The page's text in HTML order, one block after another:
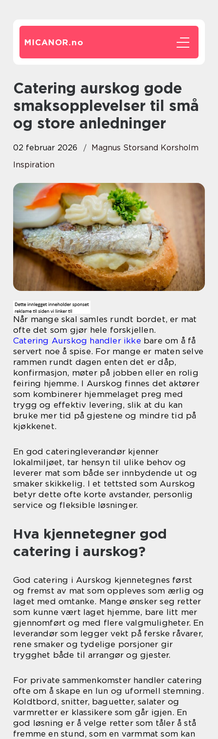
MICANOR.no
Catering aurskog gode
smaksopplevelser til små
og store anledninger
02 februar 2026
Magnus Storsand Korsholm
Inspiration
Når mange skal samles rundt bordet, er mat
ofte det som gjør hele forskjellen.
Catering Aurskog handler ikke bare om å få
servert noe å spise. For mange er maten selve
rammen rundt dagen enten det er dåp,
konfirmasjon, møter på jobben eller en rolig
feiring hjemme. I Aurskog finnes det aktører
som kombinerer hjemmelaget preg med
trygg og effektiv levering, slik at du kan
bruke mer tid på gjestene og mindre tid på
kjøkkenet.
En god cateringleverandør kjenner
lokalmiljøet, tar hensyn til ulike behov og
leverer mat som både ser innbydende ut og
smaker skikkelig. I et tettsted som Aurskog
betyr dette ofte korte avstander, personlig
service og fleksible løsninger.
Hva kjennetegner god
catering i aurskog?
God catering i Aurskog kjennetegnes først
og fremst av mat som oppleves som ærlig og
laget med omtanke. Mange ønsker seg retter
som kunne vært laget hjemme, bare litt mer
gjennomført og med flere valgmuligheter. En
leverandør som legger vekt på ferske råvarer,
rene smaker og tydelige porsjoner gir
trygghet både til arrangør og gjester.
For private sammenkomster handler catering
ofte om å skape en lun og uformell stemning.
Koldtbord, snitter, baguetter, salater og
varmretter er klassikere som går igjen. En
god løsning er å velge retter som tåler å stå
fremme en stund, som en varmmat som kan